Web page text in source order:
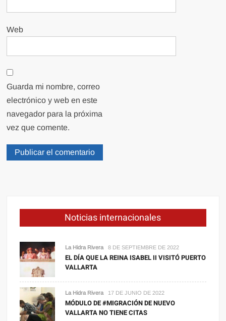
Web
Guarda mi nombre, correo
electrónico y web en este
navegador para la próxima
vez que comente.
Noticias internacionales
La Hidra Rivera 8 DE SEPTIEMBRE DE 2022
EL DÍA QUE LA REINA ISABEL II VISITÓ PUERTO
VALLARTA
La Hidra Rivera 17 DE JUNIO DE 2022
MÓDULO DE #MIGRACIÓN DE NUEVO
VALLARTA NO TIENE CITAS